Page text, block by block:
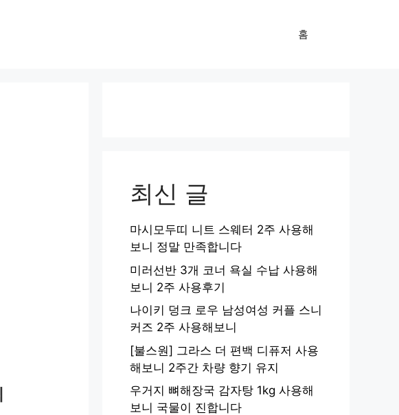
홈
최신 글
마시모두띠 니트 스웨터 2주 사용해
보니 정말 만족합니다
미러선반 3개 코너 욕실 수납 사용해
보니 2주 사용후기
나이키 덩크 로우 남성여성 커플 스니
커즈 2주 사용해보니
[불스원] 그라스 더 편백 디퓨저 사용
해보니 2주간 차량 향기 유지
우거지 뼈해장국 감자탕 1kg 사용해
보니 국물이 진합니다